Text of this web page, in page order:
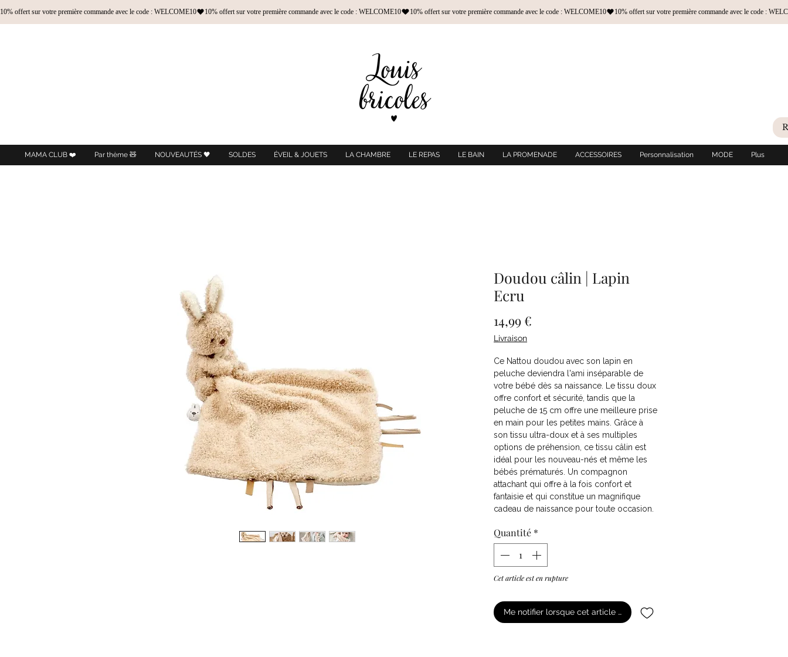
10% offert sur votre première commande avec le code : WELCOME10
MAMA CLUB ❤️ Par thème 🧸 NOUVEAUTÉS 🖤 SOLDES ÉVEIL & JOUETS LA CHAMBRE LE REPAS LE BAIN LA PROMENADE ACCESSOIRES Personnalisation MODE Plus
Doudou câlin | Lapin
Ecru
14,99 €
Livraison
Ce Nattou doudou avec son lapin en
peluche deviendra l'ami inséparable de
votre bébé dès sa naissance. Le tissu doux
offre confort et sécurité, tandis que la
peluche de 15 cm offre une meilleure prise
en main pour les petites mains. Grâce à
son tissu ultra-doux et à ses multiples
options de préhension, ce tissu câlin est
idéal pour les nouveau-nés et même les
bébés prématurés. Un compagnon
attachant qui offre à la fois confort et
fantaisie et qui constitue un magnifique
cadeau de naissance pour toute occasion.
Quantité *
Cet article est en rupture
Me notifier lorsque cet article est disponible